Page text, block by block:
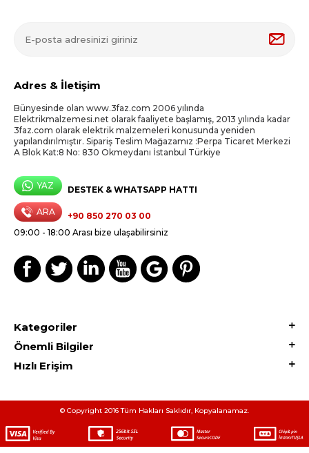
Adres & İletişim
Bünyesinde olan www.3faz.com 2006 yılında
Elektrikmalzemesi.net olarak faaliyete başlamış, 2013 yılında kadar
3faz.com olarak elektrik malzemeleri konusunda yeniden
yapılandırılmıştır. Sipariş Teslim Mağazamız :Perpa Ticaret Merkezi
A Blok Kat:8 No: 830 Okmeydanı İstanbul Türkiye
YAZ DESTEK & WHATSAPP HATTI
ARA
+90 850 270 03 00
09:00 - 18:00 Arası bize ulaşabilirsiniz
Kategoriler
Önemli Bilgiler
Hızlı Erişim
© Copyright 2016 Tüm Hakları Saklıdır, Kopyalanamaz.